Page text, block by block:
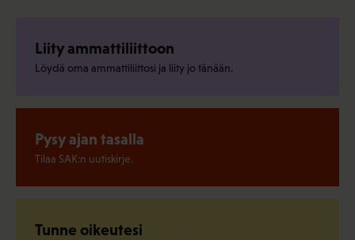
Liity ammattiliittoon
Löydä oma ammattiliittosi ja liity jo tänään.
Pysy ajan tasalla
Tilaa SAK:n uutiskirje.
Tunne oikeutesi